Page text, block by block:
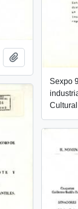
Sexpo
Add to clipboard